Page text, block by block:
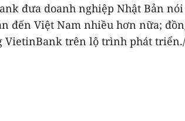
đưa doanh nghiệp Nhật Bản
đến Việt Nam nhiều hơn nữa;
VietinBank trên lộ trình phát